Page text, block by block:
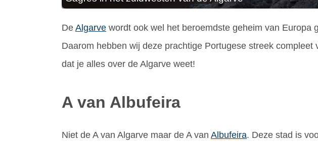
De Algarve wordt ook wel het beroemdste geheim van Europa
Daarom hebben wij deze prachtige Portugese streek
dat je alles over de Algarve weet!
A van Albufeira
Niet de A van Algarve maar de A van Albufeira. Deze stad is